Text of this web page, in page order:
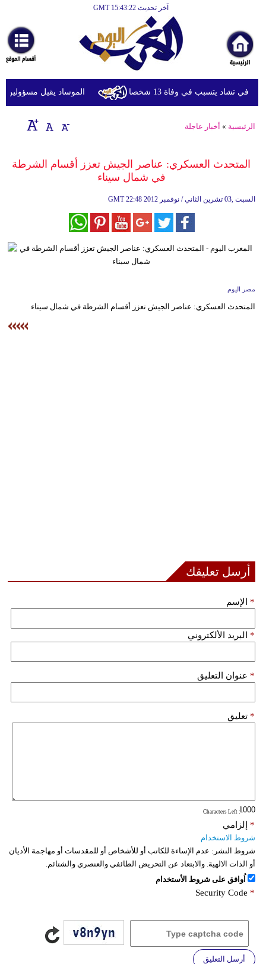
آخر تحديث GMT 15:43:22
أخبارعاجلة
رياضة
ثقافة
إقتصاد
وموسيقى
سياحة
أخبار
مدوَّنات
أبراج
سيارات
الموساد يقيل مسؤولين تشاد يتسبب في وفاة 13 شخصا
الرئيسية » أخبار عاجلة
المتحدث العسكري: عناصر الجيش تعزز أقسام الشرطة
في شمال سيناء
GMT 22:48 2012 السبت ,03 تشرين الثاني / نوفمبر
مصر اليوم
المتحدث العسكري: عناصر الجيش تعزز أقسام الشرطة في شمال سيناء
أرسل تعليقك
الإسم *
البريد الألكتروني *
عنوان التعليق *
تعليق *
: Characters Left
إلزامي *
شروط الاستخدام
شروط النشر: عدم الإساءة للكاتب أو للأشخاص أو للمقدسات أو مهاجمة الأديان
أو الذات الالهية. والابتعاد عن التحريض الطائفي والعنصري والشتائم.
اُوافق على شروط الأستخدام
Security Code *
أرسل التعليق